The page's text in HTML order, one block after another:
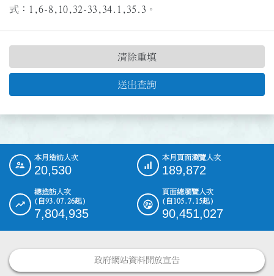
式：1,6-8,10,32-33,34.1,35.3。
送出查詢
清除重填
::: 本月造訪人次
20,530
本月頁面瀏覽人次
189,872
總造訪人次
(自93.07.26起)
7,804,935
頁面總瀏覽人次
(自105.7.15起)
90,451,027
政府網站資料開放宣告